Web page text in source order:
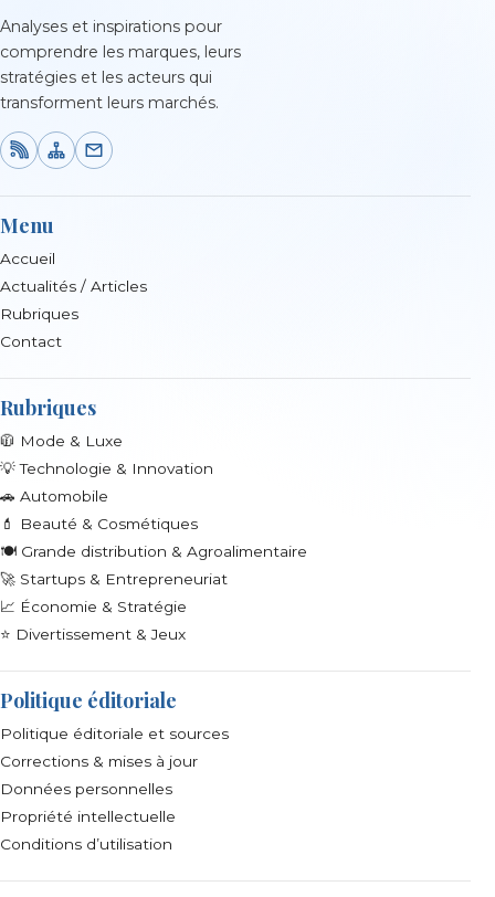
Analyses et inspirations pour
comprendre les marques, leurs
stratégies et les acteurs qui
transforment leurs marchés.
Menu
Accueil
Actualités / Articles
Rubriques
Contact
Rubriques
🧥 Mode & Luxe
💡 Technologie & Innovation
🚗 Automobile
💄 Beauté & Cosmétiques
🍽️ Grande distribution & Agroalimentaire
🚀 Startups & Entrepreneuriat
📈 Économie & Stratégie
⭐ Divertissement & Jeux
Politique éditoriale
Politique éditoriale et sources
Corrections & mises à jour
Données personnelles
Propriété intellectuelle
Conditions d’utilisation